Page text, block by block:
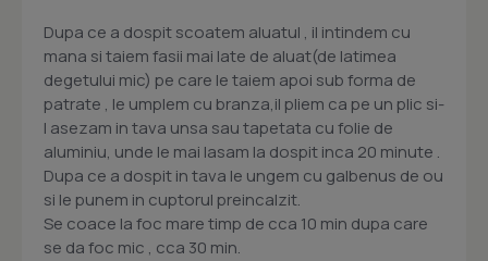
Dupa ce a dospit scoatem aluatul , il intindem cu
mana si taiem fasii mai late de aluat(de latimea
degetului mic) pe care le taiem apoi sub forma de
patrate , le umplem cu branza,il pliem ca pe un plic si-
l asezam in tava unsa sau tapetata cu folie de
aluminiu, unde le mai lasam la dospit inca 20 minute .
Dupa ce a dospit in tava le ungem cu galbenus de ou
si le punem in cuptorul preincalzit.
Se coace la foc mare timp de cca 10 min dupa care
se da foc mic , cca 30 min.